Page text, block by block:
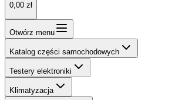
0,00 zł
Otwórz menu
Katalog części samochodowych
Testery elektroniki
Klimatyzacja